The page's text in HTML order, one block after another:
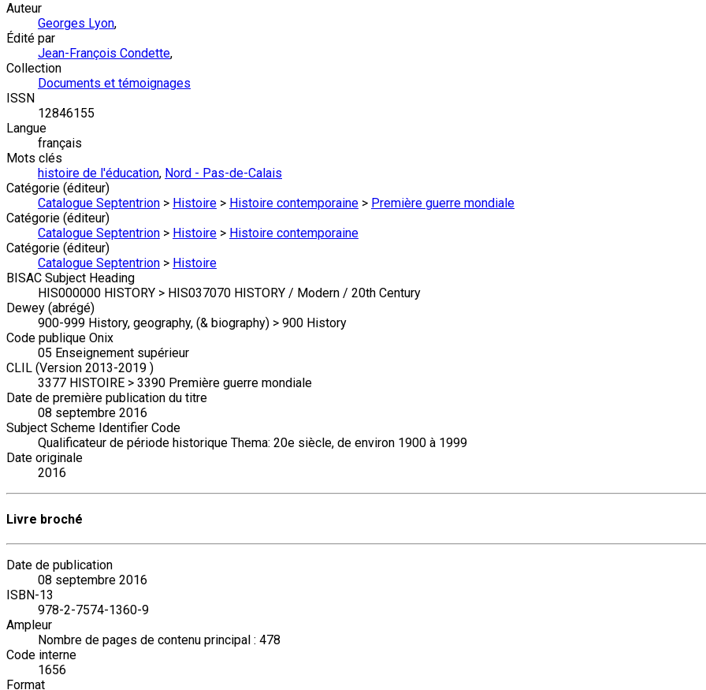
Auteur
Georges Lyon,
Édité par
Jean-François Condette,
Collection
Documents et témoignages
ISSN
12846155
Langue
français
Mots clés
histoire de l'éducation, Nord - Pas-de-Calais
Catégorie (éditeur)
Catalogue Septentrion > Histoire > Histoire contemporaine > Première guerre mondiale
Catégorie (éditeur)
Catalogue Septentrion > Histoire > Histoire contemporaine
Catégorie (éditeur)
Catalogue Septentrion > Histoire
BISAC Subject Heading
HIS000000 HISTORY > HIS037070 HISTORY / Modern / 20th Century
Dewey (abrégé)
900-999 History, geography, (& biography) > 900 History
Code publique Onix
05 Enseignement supérieur
CLIL (Version 2013-2019 )
3377 HISTOIRE > 3390 Première guerre mondiale
Date de première publication du titre
08 septembre 2016
Subject Scheme Identifier Code
Qualificateur de période historique Thema: 20e siècle, de environ 1900 à 1999
Date originale
2016
Livre broché
Date de publication
08 septembre 2016
ISBN-13
978-2-7574-1360-9
Ampleur
Nombre de pages de contenu principal : 478
Code interne
1656
Format